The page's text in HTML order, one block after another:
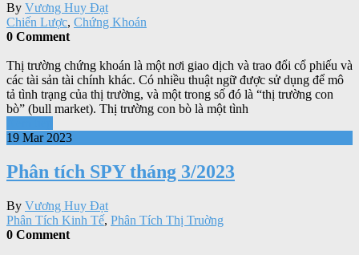
By Vương Huy Đạt
Chiến Lược, Chứng Khoán
0 Comment
Thị trường chứng khoán là một nơi giao dịch và trao đổi cổ phiếu và
các tài sản tài chính khác. Có nhiều thuật ngữ được sử dụng để mô
tả tình trạng của thị trường, và một trong số đó là “thị trường con
bò” (bull market). Thị trường con bò là một tình
19 Mar 2023
Phân tích SPY tháng 3/2023
By Vương Huy Đạt
Phân Tích Kinh Tế, Phân Tích Thị Truờng
0 Comment